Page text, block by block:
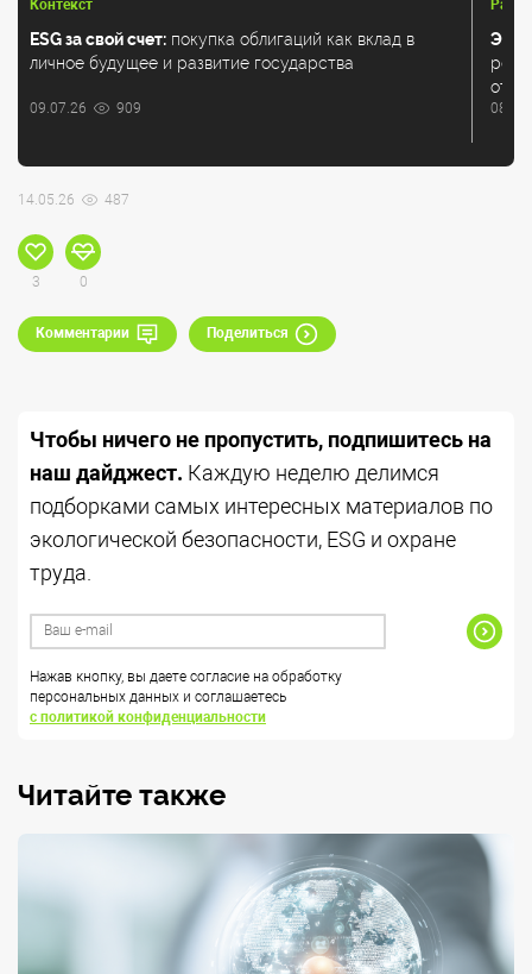
Контекст
ESG за свой счет: покупка облигаций как вклад в
личное будущее и развитие государства
09.07.26 909
14.05.26 487
3 0
Комментарии Поделиться
Чтобы ничего не пропустить, подпишитесь на
наш дайджест. Каждую неделю делимся
подборками самых интересных материалов по
экологической безопасности, ESG и охране
труда.
Нажав кнопку, вы даете согласие на обработку
персональных данных и соглашаетесь
с политикой конфиденциальности
Читайте также